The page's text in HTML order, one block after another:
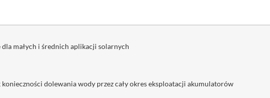
małych i średnich aplikacji solarnych
konieczności dolewania wody przez cały okres eksploatacji akumulatorów